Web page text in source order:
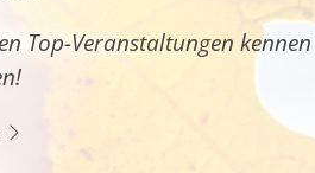
Top-Veranstaltungen kennen